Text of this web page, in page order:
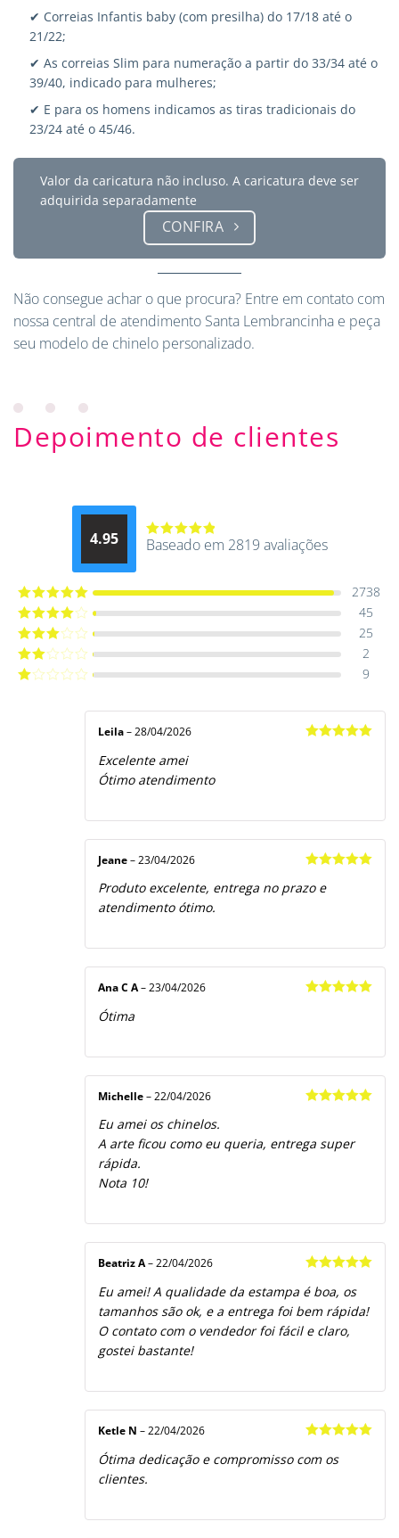
✔ Correias Infantis baby (com presilha) do 17/18 até o
21/22;
✔ As correias Slim para numeração a partir do 33/34 até o
39/40, indicado para mulheres;
✔ E para os homens indicamos as tiras tradicionais do
23/24 até o 45/46.
Valor da caricatura não incluso. A caricatura deve ser
adquirida separadamente
CONFIRA
Não consegue achar o que procura? Entre em contato com
nossa central de atendimento Santa Lembrancinha e peça
seu modelo de chinelo personalizado.
Depoimento de clientes
4.95
Avaliação
Baseado em 2819 avaliações
Avaliação5
2738
Avaliação
45
Avaliação
25
Avaliação
2
9
Leila – 28/04/2026
Excelente amei
Ótimo atendimento
de 5
Jeane – 23/04/2026
Produto excelente, entrega no prazo e
atendimento ótimo.
Ana C A– 23/04/2026
Ótima
Michelle – 22/04/2026
Eu amei os chinelos.
A arte ficou como eu queria, entrega super
rápida.
Nota 10!
de 5
Beatriz A– 22/04/2026
Eu amei! A qualidade da estampa é boa, os
tamanhos são ok, e a entrega foi bem rápida!
O contato com o vendedor foi fácil e claro,
gostei bastante!
de 5
Ketle N – 22/04/2026
Ótima dedicação e compromisso com os
clientes.